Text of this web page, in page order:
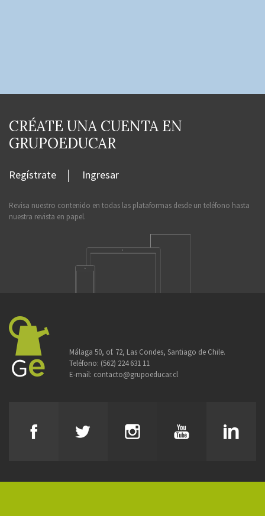
CRÉATE UNA CUENTA EN
GRUPOEDUCAR
Regístrate Ingresar
Revisa nuestro contenido en todas las plataformas desde un teléfono hasta
nuestra revista en papel.
Málaga 50, of. 72, Las Condes, Santiago de Chile.
Teléfono: (562) 224 631 11
E-mail: contacto@grupoeducar.cl